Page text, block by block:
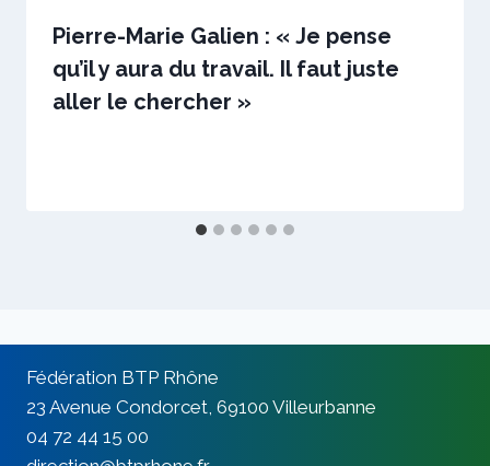
Pierre-Marie Galien : « Je pense
qu’il y aura du travail. Il faut juste
aller le chercher »
Fédération BTP Rhône
23 Avenue Condorcet, 69100 Villeurbanne
04 72 44 15 00